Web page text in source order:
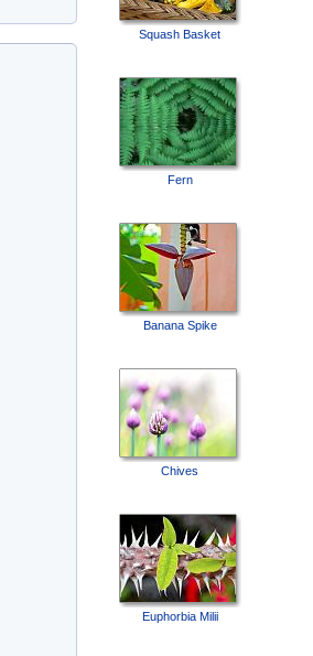
Squash Basket
Fern
Banana Spike
Chives
Euphorbia Milii